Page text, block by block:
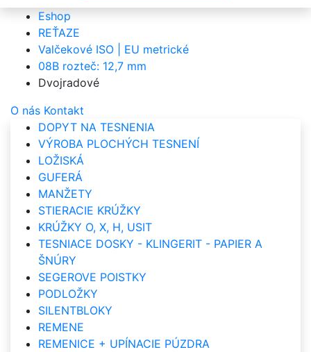
Eshop
REŤAZE
Valčekové ISO | EU metrické
08B rozteč: 12,7 mm
Dvojradové
O nás Kontakt
DOPYT NA TESNENIA
VÝROBA PLOCHÝCH TESNENÍ
LOŽISKÁ
GUFERÁ
MANŽETY
STIERACIE KRÚŽKY
KRÚŽKY O, X, H, USIT
TESNIACE DOSKY - KLINGERIT - PAPIER A
ŠNÚRY
SEGEROVE POISTKY
PODLOŽKY
SILENTBLOKY
REMENE
REMENICE + UPÍNACIE PÚZDRA